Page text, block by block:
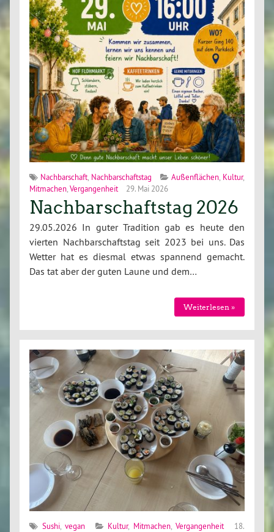
Nachbarschaft Nachbarschaftstag Außenflächen Kultur,
Mitmachen Vergangenheit 29. Mai 2026
Nachbarschaftstag 2026
29.05.2026 In guter Tradition gab es heute den
vierten Nachbarschaftstag seit 2023 bei uns. Das
Wetter hat es diesmal etwas spannend gemacht.
Das tat aber der guten Laune und dem…
Weiterlesen »
Sushi,vegan Kultur, Mitmachen,Vergangenheit
18.